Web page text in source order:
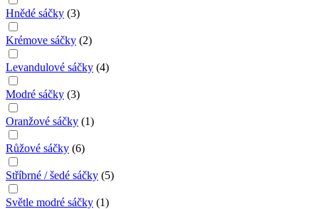
Hnědé sáčky (3)
Krémove sáčky (2)
Levandulové sáčky (4)
Modré sáčky (3)
Oranžové sáčky (1)
Růžové sáčky (6)
Stříbrné / šedé sáčky (5)
Světle modré sáčky (1)